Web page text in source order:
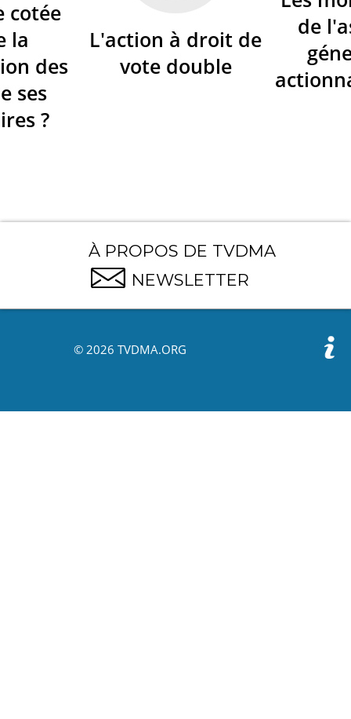
cotée
la
des
ses
?
L'action à droit de
vote double
de
À PROPOS DE TVDMA
NEWSLETTER
© 2026 TVDMA.ORG